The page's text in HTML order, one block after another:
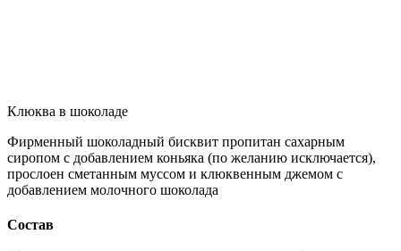
Клюква в шоколаде
Фирменный шоколадный бисквит пропитан сахарным
сиропом с добавлением коньяка (по желанию исключается),
прослоен сметанным муссом и клюквенным джемом с
добавлением молочного шоколада
Состав